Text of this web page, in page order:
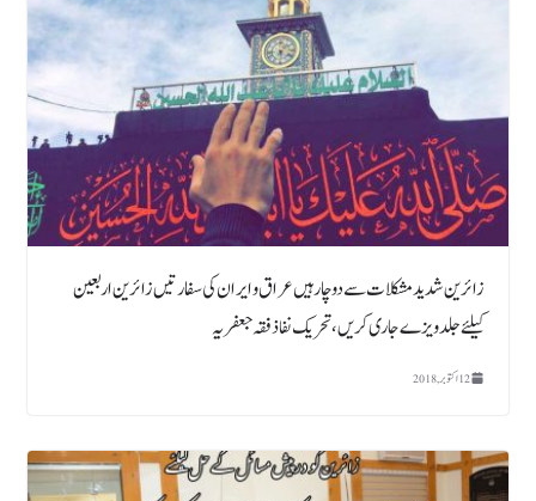
زائرین شدید مشکلات سے دوچار ہیں عراق و ایران کی سفارتیں زائرین اربعین
کیلئے جلد ویزے جاری کریں ، تحریک نفاذ فقہ جعفریہ
12 اکتوبر, 2018